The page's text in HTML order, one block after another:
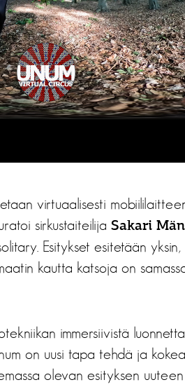
virtuaalisesti
sirkustaiteilija Sakari
Esitykset esitetään
kautta katsoja on
immersiivistä
on uusi tapa tehdä ja
olevan esityksen